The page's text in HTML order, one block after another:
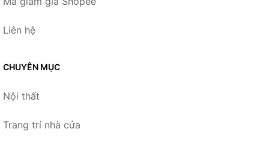
Liên hệ
CHUYÊN MỤC
Nội thất
Trang trí nhà cửa